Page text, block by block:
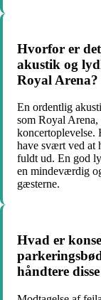
Hvorfor er
akustik og
Royal Arena?
En ordentlig
som Royal
koncertoplevelse.
have svært ved at
fuldt ud. En god
en mindeværdig
gæsterne.
Hvad er
håndtere